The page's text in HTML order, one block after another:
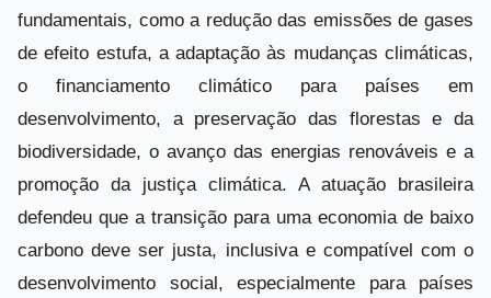
fundamentais, como a redução das emissões de gases
de efeito estufa, a adaptação às mudanças climáticas,
o financiamento climático para países em
desenvolvimento, a preservação das florestas e da
biodiversidade, o avanço das energias renováveis e a
promoção da justiça climática. A atuação brasileira
defendeu que a transição para uma economia de baixo
carbono deve ser justa, inclusiva e compatível com o
desenvolvimento social, especialmente para países